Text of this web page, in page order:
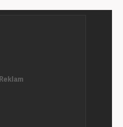
eğitim ve siyaset alanları